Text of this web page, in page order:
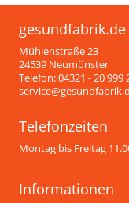
Mühlenstraße 23
24539 Neumünster
Telefon: 04321 - 20 999
Telefonzeiten
Montag bis Freitag
Informationen